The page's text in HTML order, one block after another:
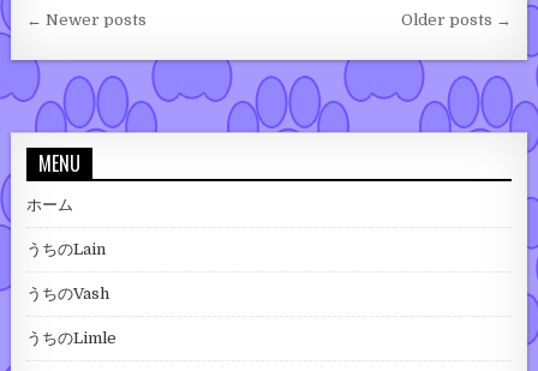
投稿ナビゲーション Older posts →
← Newer posts
MENU
ホーム
うちのLain
うちのVash
うちのLimle